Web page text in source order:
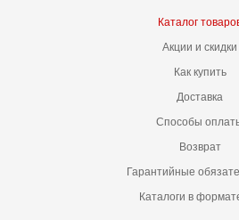
Каталог
Акции и скидки
Как купить
Доставка
Способы
Возврат
Гарантийные
Каталоги в